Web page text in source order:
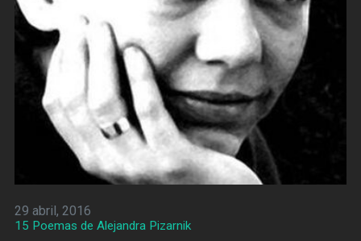
29 abril, 2016
15 Poemas de Alejandra Pizarnik